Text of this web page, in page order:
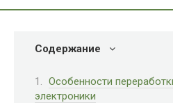
Содержание
Особенности
электроники